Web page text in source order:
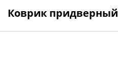
Коврик придверный